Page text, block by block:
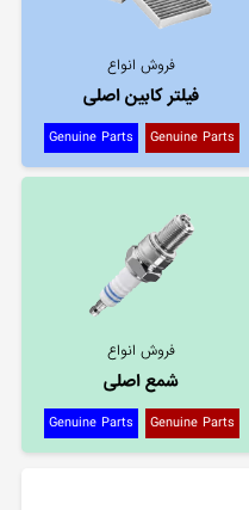
فروش انواع
فیلتر کابین اصلی
Genuine Parts
Genuine Parts
فروش انواع
شمع اصلی
Genuine Parts
Genuine Parts